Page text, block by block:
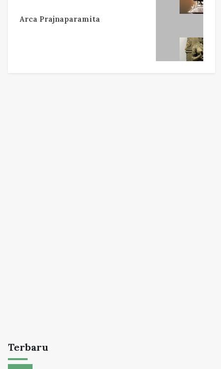
Arca Prajnaparamita
Terbaru